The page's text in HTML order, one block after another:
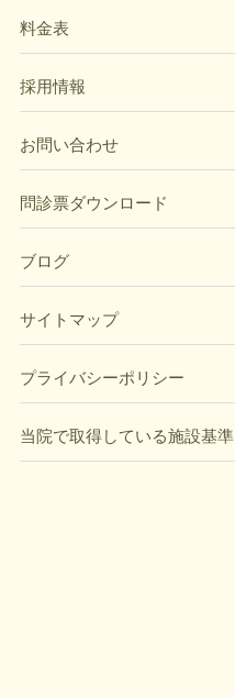
料金表
採用情報
お問い合わせ
問診票ダウンロード
ブログ
サイトマップ
プライバシーポリシー
当院で取得している施設基準